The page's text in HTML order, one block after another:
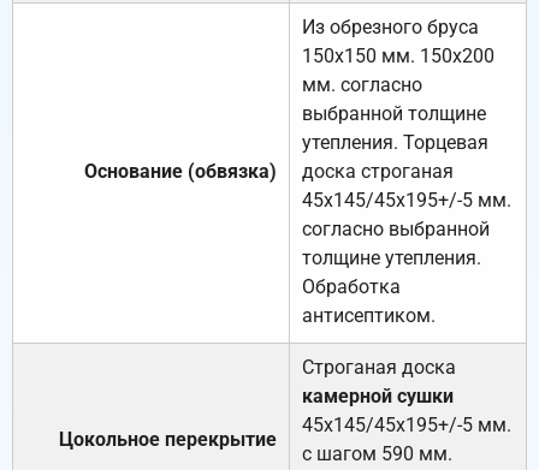
Основание (обвязка)
Из обрезного бруса
150х150 мм. 150х200
мм. согласно
выбранной толщине
утепления. Торцевая
доска строганая
45х145/45х195+/-5 мм.
согласно выбранной
толщине утепления.
Обработка
антисептиком.
Цокольное перекрытие
Строганая доска
камерной сушки
45х145/45х195+/-5 мм.
с шагом 590 мм.